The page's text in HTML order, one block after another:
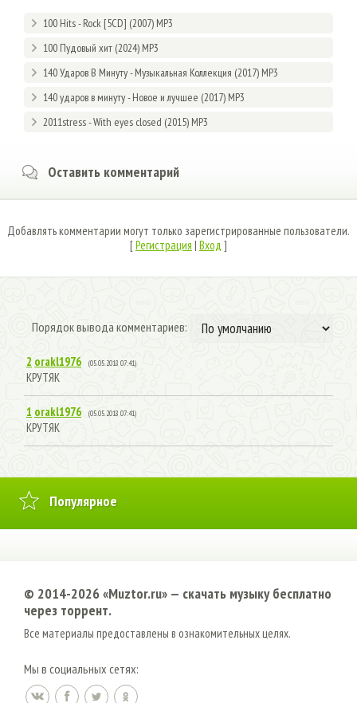
100 Hits - Rock [5CD] (2007) MP3
100 Пудовый хит (2024) MP3
140 Ударов В Минуту - Музыкальная Коллекция (2017) MP3
140 ударов в минуту - Новое и лучшее (2017) MP3
2011stress - With eyes closed (2015) MP3
Оставить комментарий
Добавлять комментарии могут только зарегистрированные пользователи.
[Регистрация | Вход ]
Порядок вывода комментариев:
2 orakl1976 (05.05.2018 07:41)
КРУТЯК
1 orakl1976 (05.05.2018 07:41)
КРУТЯК
Популярное
© 2014-2026 «Muztor.ru» — cкачать музыку бесплатно
через торрент.
Все материалы предоставлены в ознакомительных целях.
Мы в социальных сетях: